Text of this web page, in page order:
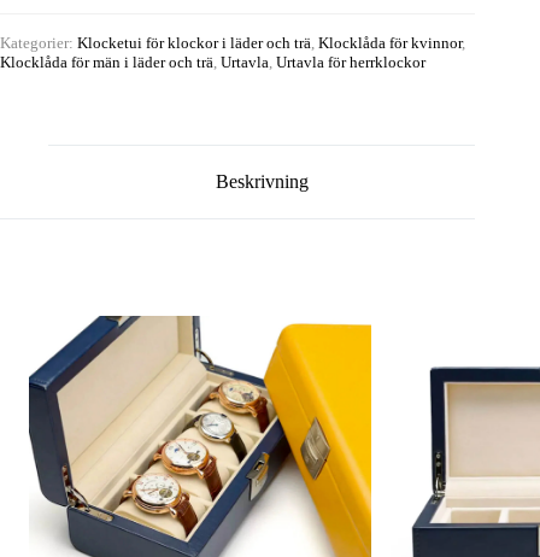
Kategorier: Klocketui för klockor i läder och trä, Klocklåda för kvinnor,
Klocklåda för män i läder och trä, Urtavla, Urtavla för herrklockor
Beskrivning